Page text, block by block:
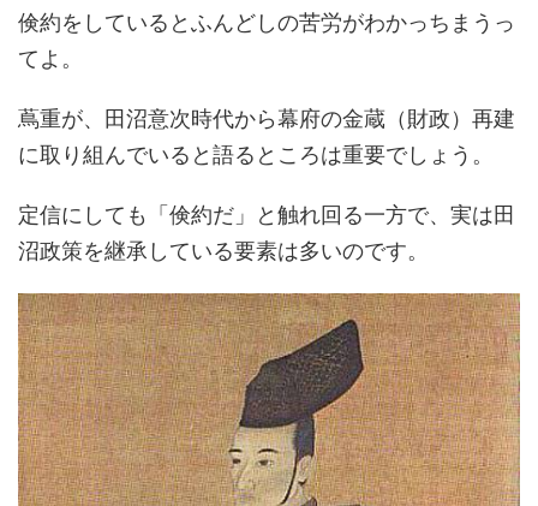
倹約をしているとふんどしの苦労がわかっちまうっ
てよ。
蔦重が、田沼意次時代から幕府の金蔵（財政）再建
に取り組んでいると語るところは重要でしょう。
定信にしても「倹約だ」と触れ回る一方で、実は田
沼政策を継承している要素は多いのです。